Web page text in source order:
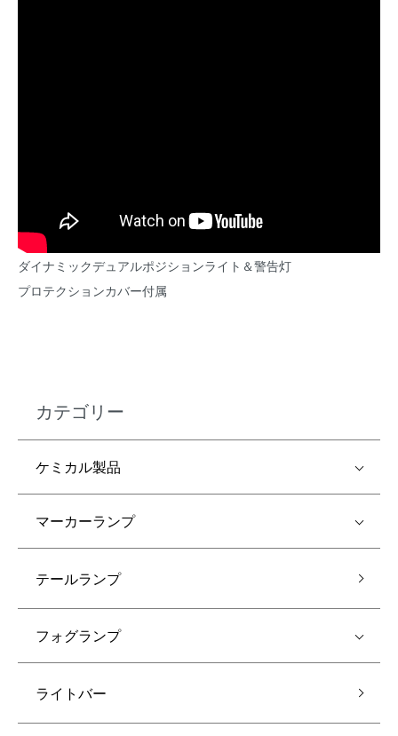
ダイナミックデュアルポジションライト＆警告灯
プロテクションカバー付属
カテゴリー
ケミカル製品
マーカーランプ
テールランプ
フォグランプ
ライトバー